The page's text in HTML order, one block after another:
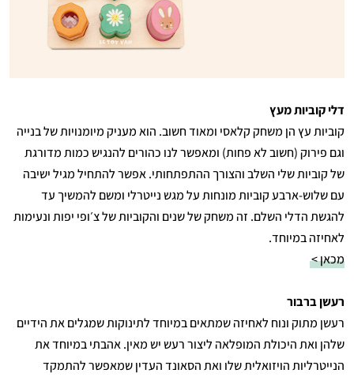
דלי קוביות מעץ
קוביות עץ הן משחק קלאסי ומאוד חשוב. הוא מעניק מיומנויות של בנייה
וגם פירוק (חשוב לא פחות) ומאפשר לנו כהורים להנגיש כמות מדורגת
של קוביות שלי השלב והצורך ההתפתחותי. אפשר להתחיל מגיל ישיבה
עם שלוש-ארבע קוביות מונחות על מגש נייטרלי ומשם להמשיך עד
להגשת הדלי השלם. זה משחק של שנים והקוביות של צ׳ופי יפות ונעימות
לאחיזה במיוחד.
מכאן >
רעשן ברבור
רעשן מתוק ונוח לאחיזה שמתאים במיוחד לתינוקות שמגלים את הידיים
שלהן ואת היכולת המופלאה ליצור רעש יש מאין. אהבתי במיוחד את
הנייטרליות הויזואלית שלו ואת הסאונד העדין שמאפשר להתמקד